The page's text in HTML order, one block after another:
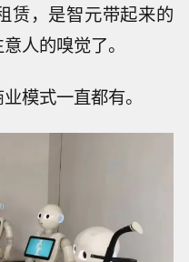
赁，是智元带起来的
人的嗅觉了。
模式一直都有。